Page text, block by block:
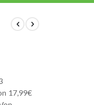
17,99€